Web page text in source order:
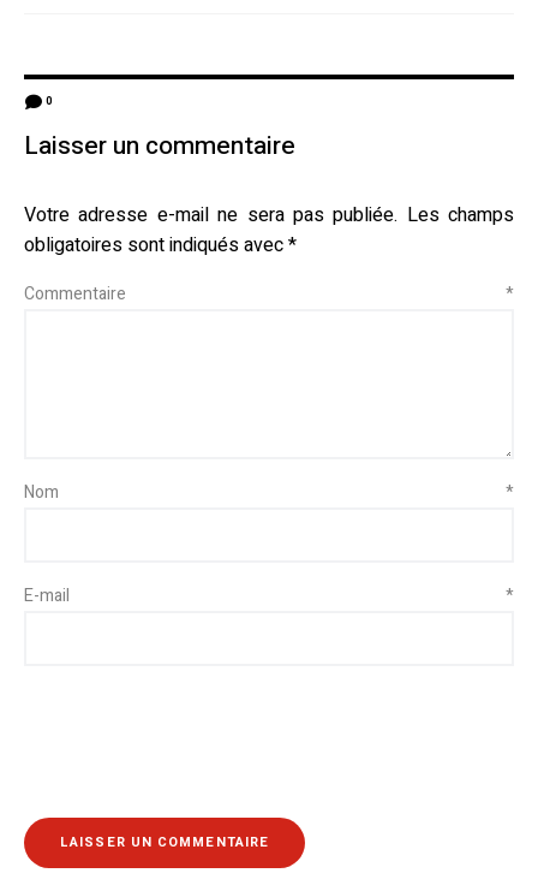
0
Laisser un commentaire
Votre adresse e-mail ne sera pas publiée. Les champs
obligatoires sont indiqués avec*
Commentaire *
Nom *
E-mail *